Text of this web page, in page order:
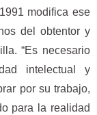
modifica ese
del obtentor y
“Es necesario
intelectual y
por su trabajo,
para la realidad